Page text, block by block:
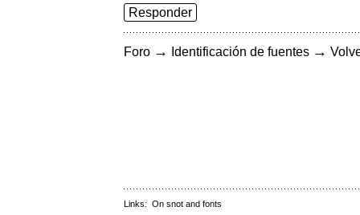
Responder
Foro → Identificación de fuentes →
Links: On snot and fonts